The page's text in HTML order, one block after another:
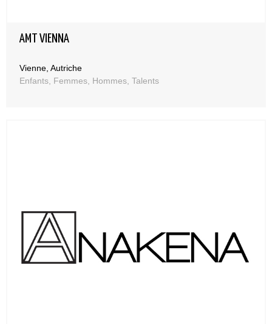
AMT VIENNA
Vienne, Autriche
Enfants, Femmes, Hommes, Talents